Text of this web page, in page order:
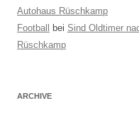
Autohaus Rüschkamp
Football
bei Sind Oldtimer
Rüschkamp
ARCHIVE